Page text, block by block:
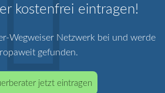
kostenfrei eintragen!
Wegweiser Netzwerk bei und werde
gefunden.
jetzt eintragen